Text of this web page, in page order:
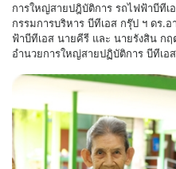
การใหญ่สายปฎิบัติการ รถไฟฟ้าบีที
กรรมการบริหาร บีทีเอส กรุ๊ป ฯ ดร
ฟ้าบีทีเอส นายคีรี และ นายรังสิน ก
อำนวยการใหญ่สายปฏิบัติการ บีทีเอ